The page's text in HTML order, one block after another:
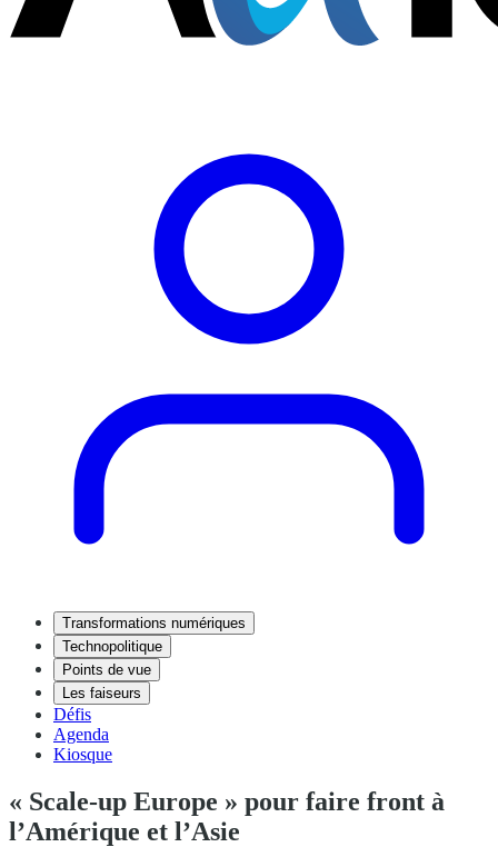
Transformations numériques
Technopolitique
Points de vue
Les faiseurs
Défis
Agenda
Kiosque
« Scale-up Europe » pour faire front à
l’Amérique et l’Asie